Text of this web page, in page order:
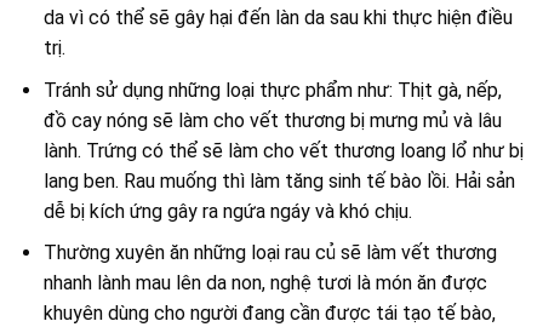
da vì có thể sẽ gây hại đến làn da sau khi thực hiện điều
trị.
Tránh sử dụng những loại thực phẩm như: Thịt gà, nếp,
đồ cay nóng sẽ làm cho vết thương bị mưng mủ và lâu
lành. Trứng có thể sẽ làm cho vết thương loang lổ như bị
lang ben. Rau muống thì làm tăng sinh tế bào lồi. Hải sản
dễ bị kích ứng gây ra ngứa ngáy và khó chịu.
Thường xuyên ăn những loại rau củ sẽ làm vết thương
nhanh lành mau lên da non, nghệ tươi là món ăn được
khuyên dùng cho người đang cần được tái tạo tế bào,